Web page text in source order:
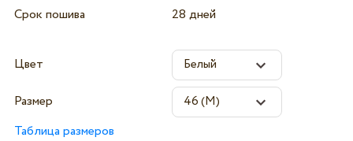
Срок пошива
28 дней
Цвет
Размер
Таблица размеров